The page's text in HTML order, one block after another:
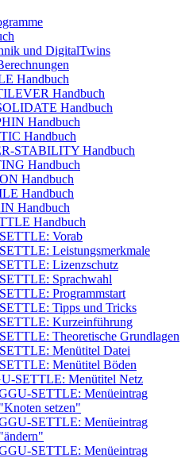
und DigitalTwins
Handbuch
Handbuch
Handbuch
Handbuch
Handbuch
STABILITY Handbuch
Handbuch
Handbuch
Handbuch
Handbuch
Handbuch
Vorab
Leistungsmerkmale
Lizenzschutz
Sprachwahl
Programmstart
Tipps und Tricks
Kurzeinführung
Theoretische Grundlagen
Menütitel Datei
Menütitel Böden
SETTLE: Menütitel Netz
SETTLE: Menüeintrag
"Knoten setzen"
SETTLE: Menüeintrag
"ändern"
SETTLE: Menüeintrag